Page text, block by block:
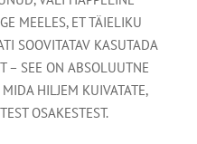
MEELES, ET TÄIELIKU
SOOVITATAV KASUTADA
– SEE ON ABSOLUUTNE
HILJEM KUIVATATE,
OSAKESTEST.